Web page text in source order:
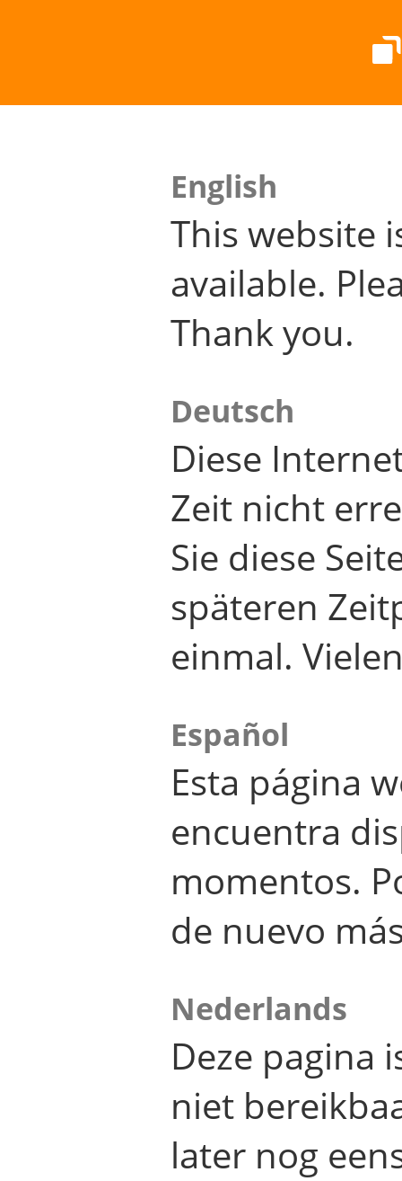
English
This website
available.
Thank you.
Deutsch
Diese
Zeit nicht
Sie diese
späteren
einmal.
Español
Esta página
encuentra
momentos.
de nuevo
Nederlands
Deze pagina
niet
later nog